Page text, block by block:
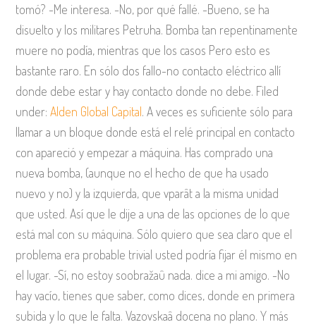
tomó? -Me interesa. -No, por qué fallé. -Bueno, se ha
disuelto y los militares Petruha. Bomba tan repentinamente
muere no podía, mientras que los casos Pero esto es
bastante raro. En sólo dos fallo-no contacto eléctrico allí
donde debe estar y hay contacto donde no debe. Filed
under:Alden Global Capital. A veces es suficiente sólo para
llamar a un bloque donde está el relé principal en contacto
con apareció y empezar a máquina. Has comprado una
nueva bomba, (aunque no el hecho de que ha usado
nuevo y no) y la izquierda, que vparât a la misma unidad
que usted. Así que le dije a una de las opciones de lo que
está mal con su máquina. Sólo quiero que sea claro que el
problema era probable trivial usted podría fijar él mismo en
el lugar. -Sí, no estoy soobražaû nada. dice a mi amigo. -No
hay vacío, tienes que saber, como dices, donde en primera
subida y lo que le falta. Vazovskaâ docena no plano. Y más